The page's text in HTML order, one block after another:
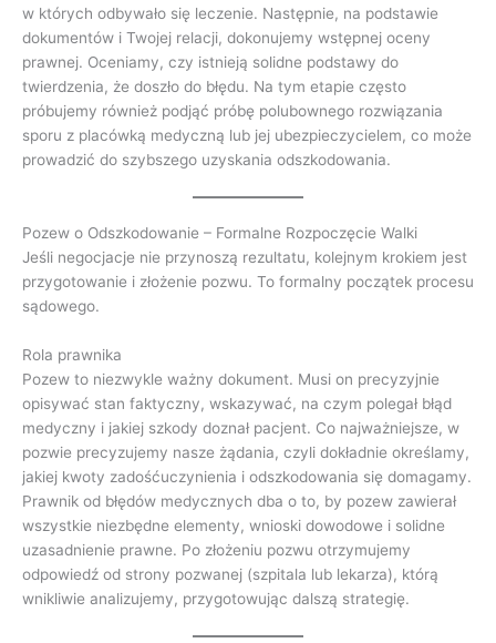
w których odbywało się leczenie. Następnie, na podstawie
dokumentów i Twojej relacji, dokonujemy wstępnej oceny
prawnej. Oceniamy, czy istnieją solidne podstawy do
twierdzenia, że doszło do błędu. Na tym etapie często
próbujemy również podjąć próbę polubownego rozwiązania
sporu z placówką medyczną lub jej ubezpieczycielem, co może
prowadzić do szybszego uzyskania odszkodowania.
Pozew o Odszkodowanie – Formalne Rozpoczęcie Walki
Jeśli negocjacje nie przynoszą rezultatu, kolejnym krokiem jest
przygotowanie i złożenie pozwu. To formalny początek procesu
sądowego.
Rola prawnika
Pozew to niezwykle ważny dokument. Musi on precyzyjnie
opisywać stan faktyczny, wskazywać, na czym polegał błąd
medyczny i jakiej szkody doznał pacjent. Co najważniejsze, w
pozwie precyzujemy nasze żądania, czyli dokładnie określamy,
jakiej kwoty zadośćuczynienia i odszkodowania się domagamy.
Prawnik od błędów medycznych dba o to, by pozew zawierał
wszystkie niezbędne elementy, wnioski dowodowe i solidne
uzasadnienie prawne. Po złożeniu pozwu otrzymujemy
odpowiedź od strony pozwanej (szpitala lub lekarza), którą
wnikliwie analizujemy, przygotowując dalszą strategię.